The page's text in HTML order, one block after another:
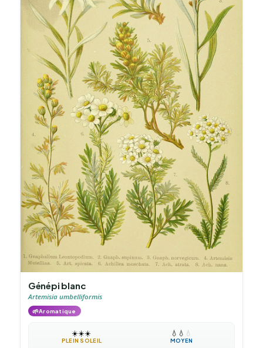
Génépi blanc
Artemisia umbelliformis
🌱Aromatique
☀️☀️☀️
PLEIN SOLEIL
💧 💧 💧
MOYEN